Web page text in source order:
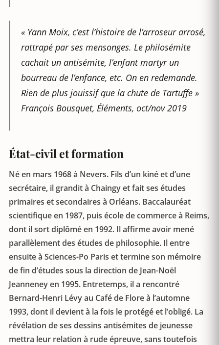
« Yann Moix, c’est l’histoire de l’arroseur arrosé,
rattrapé par ses mensonges. Le philosémite
cachait un antisémite, l’enfant martyr un
bourreau de l’enfance, etc. On en redemande.
Rien de plus jouissif que la chute de Tartuffe »
François Bousquet, Éléments, oct/nov 2019
État-civil et formation
Né en mars 1968 à Nevers. Fils d’un kiné et d’une
secrétaire, il grandit à Chaingy et fait ses études
primaires et secondaires à Orléans. Baccalauréat
scientifique en 1987, puis école de commerce à Reims,
dont il sort diplômé en 1992. Il affirme avoir mené
parallèlement des études de philosophie. Il entre
ensuite à Sciences-Po Paris et termine son mémoire
de fin d’études sous la direction de Jean-Noël
Jeanneney en 1995. Entretemps, il a rencontré
Bernard-Henri Lévy au Café de Flore à l’automne
1993, dont il devient à la fois le protégé et l’obligé. La
révélation de ses dessins antisémites de jeunesse
mettra leur relation à rude épreuve, sans toutefois